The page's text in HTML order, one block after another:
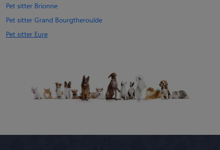
Pet sitter Brionne
Pet sitter Grand Bourgtheroulde
Pet sitter Eure